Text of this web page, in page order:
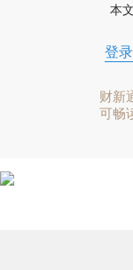
本
登录
财新
可畅